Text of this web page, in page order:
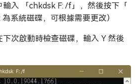
輸入 「chkdsk F: /f」，然後按下「
系統磁碟，可根據需要更改）
下次啟動時檢查磁碟，輸入 Y 然後